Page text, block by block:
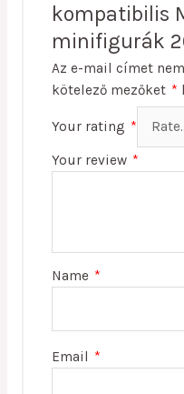
kompatibilis
minifigurák
Az e-mail címet
kötelező mezőket *
Your rating *
Your review *
Name *
Email *